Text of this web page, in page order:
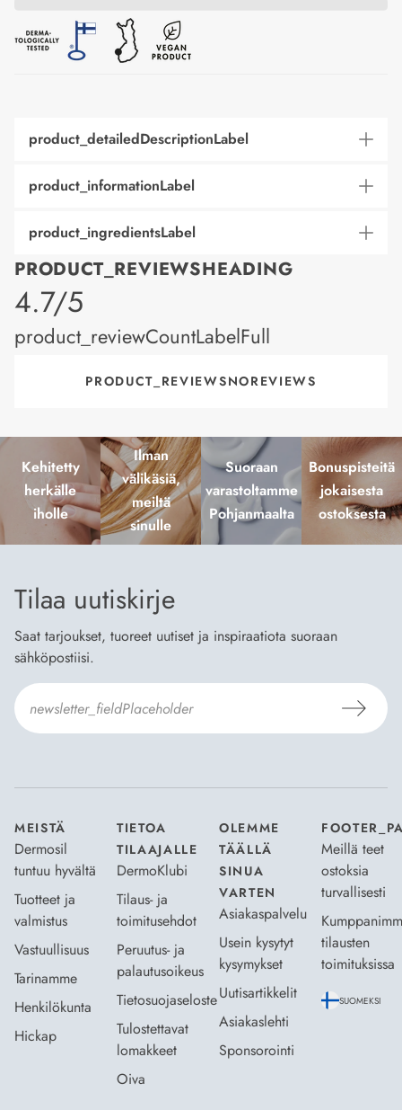
product_detailedDescriptionLabel
product_informationLabel
product_ingredientsLabel
PRODUCT_REVIEWSHEADING
product_rating
4.7/5
product_reviewCountLabelFull
PRODUCT_REVIEWSNOREVIEWS
Kehitetty
herkälle
iholle
Ilman
välikäsiä,
meiltä
sinulle
Suoraan
varastoltamme
Pohjanmaalta
Bonuspisteitä
jokaisesta
ostoksesta
Tilaa uutiskirje
Saat tarjoukset, tuoreet uutiset ja inspiraatiota suoraan
sähköpostiisi.
MEISTÄ
Dermosil
tuntuu hyvältä
Tuotteet ja
valmistus
Vastuullisuus
Tarinamme
Henkilökunta
Hickap
TIETOA
TILAAJALLE
DermoKlubi
Tilaus- ja
toimitusehdot
Peruutus- ja
palautusoikeus
Tietosuojaseloste
Tulostettavat
lomakkeet
Oiva
OLEMME
TÄÄLLÄ
SINUA
VARTEN
Asiakaspalvelu
Usein kysytyt
kysymykset
Uutisartikkelit
Asiakaslehti
Sponsorointi
Meillä teet
ostoksia
turvallisesti
tilausten
toimituksissa
SUOMEKSI